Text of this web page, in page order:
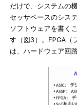
だけで、システムの
セッサベースのシス
ソフトウェアを書く
す（図3）。FPGA（
は、ハードウェア回